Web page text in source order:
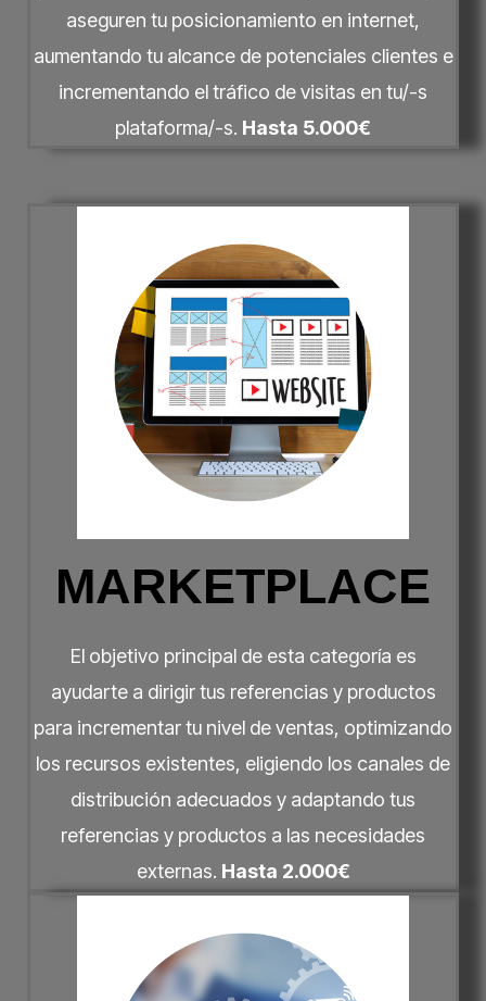
aseguren tu posicionamiento en internet,
aumentando tu alcance de potenciales clientes e
incrementando el tráfico de visitas en tu/-s
plataforma/-s. Hasta 5.000€
MARKETPLACE
El objetivo principal de esta categoría es
ayudarte a dirigir tus referencias y productos
para incrementar tu nivel de ventas, optimizando
los recursos existentes, eligiendo los canales de
distribución adecuados y adaptando tus
referencias y productos a las necesidades
externas. Hasta 2.000€